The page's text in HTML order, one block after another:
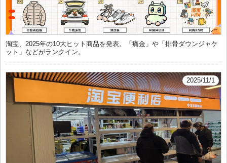
淘宝、2025年の10大ヒット商品を発表。「痛金」や「排骨ダウンジャケ
ット」などがランクイン。
2025/11/1